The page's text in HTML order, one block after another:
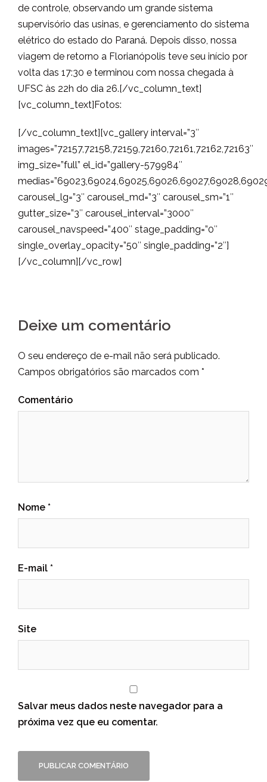
de controle, observando um grande sistema
supervisório das usinas, e gerenciamento do sistema
elétrico do estado do Paraná. Depois disso, nossa
viagem de retorno a Florianópolis teve seu início por
volta das 17:30 e terminou com nossa chegada à
UFSC às 22h do dia 26.[/vc_column_text]
[vc_column_text]Fotos:
[/vc_column_text][vc_gallery interval=”3″
images=”72157,72158,72159,72160,72161,72162,72163″
img_size=”full” el_id=”gallery-579984″
carousel_lg=”3″ carousel_md=”3″ carousel_sm=”1″
gutter_size=”3″ carousel_interval=”3000″
carousel_navspeed=”400″ stage_padding=”0″
single_overlay_opacity=”50″ single_padding=”2″]
[/vc_column][/vc_row]
Deixe um comentário
O seu endereço de e-mail não será publicado.
Campos obrigatórios são marcados com *
Comentário
Nome *
E-mail *
Site
Salvar meus dados neste navegador para a
próxima vez que eu comentar.